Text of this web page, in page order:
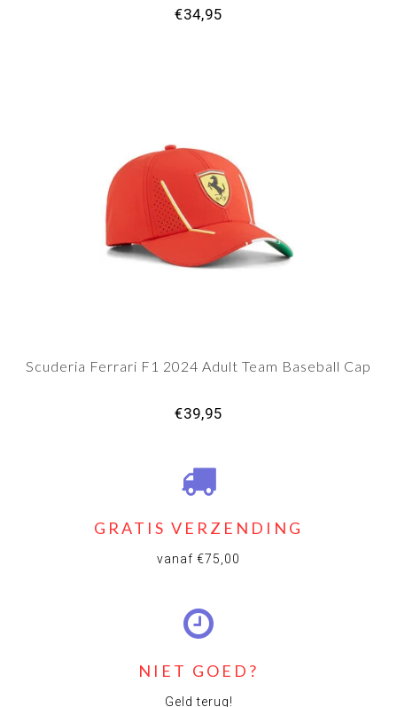
€34,95
Scuderia Ferrari F1 2024 Adult Team Baseball Cap
€39,95
GRATIS VERZENDING
vanaf €75,00
NIET GOED?
Geld terug!